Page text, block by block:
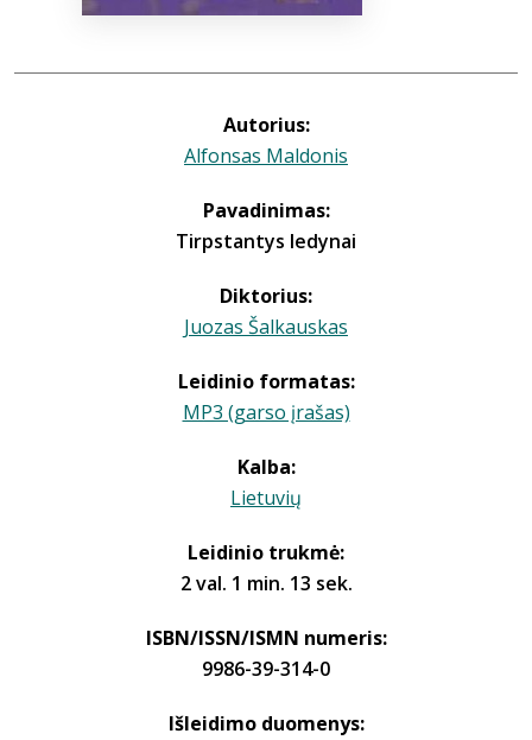
Autorius:
Alfonsas Maldonis
Pavadinimas:
Tirpstantys ledynai
Diktorius:
Juozas Šalkauskas
Leidinio formatas:
MP3 (garso įrašas)
Kalba:
Lietuvių
Leidinio trukmė:
2 val. 1 min. 13 sek.
ISBN/ISSN/ISMN numeris:
9986-39-314-0
Išleidimo duomenys: